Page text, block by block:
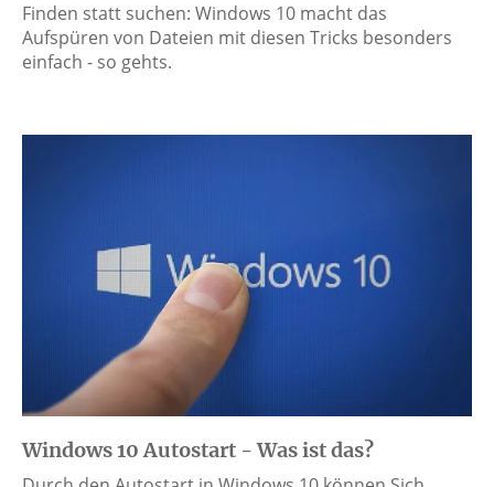
Finden statt suchen: Windows 10 macht das
Aufspüren von Dateien mit diesen Tricks besonders
einfach - so gehts.
Windows 10 Autostart - Was ist das?